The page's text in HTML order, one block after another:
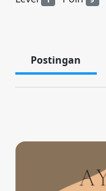
Postingan